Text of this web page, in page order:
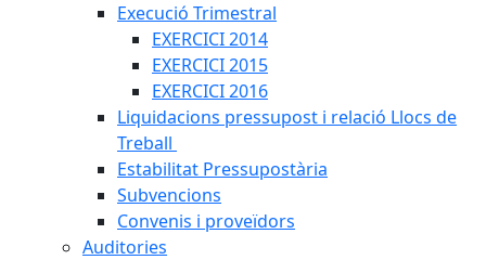
Execució Trimestral
EXERCICI 2014
EXERCICI 2015
EXERCICI 2016
Liquidacions pressupost i relació Llocs de
Treball
Estabilitat Pressupostària
Subvencions
Convenis i proveïdors
Auditories